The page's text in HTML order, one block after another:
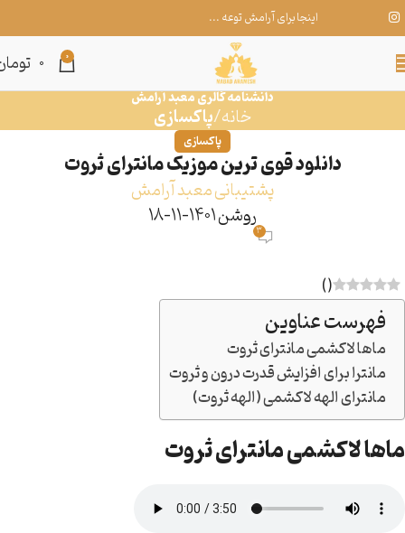
اینجا برای آرامش توعه ...
0
0
دانشنامه گالری معبد آرامش
خانه پاکسازی
پاکسازی
دانلود قوی ترین موزیک مانترای ثروت
پشتیبانی معبد آرامش
روشن 1401-11-183
(
)
فهرست عناوین
ماها لاکشمی مانترای ثروت
مانترا برای افزایش قدرت درون و ثروت
مانترای الهه لاکشمی (الهه ثروت)
ماها لاکشمی مانترای ثروت